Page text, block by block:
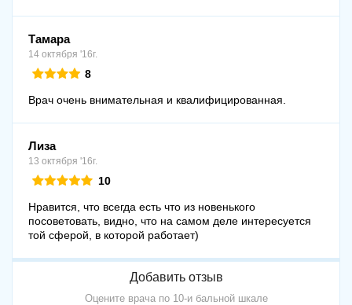
Тамара
14 октября '16г.
8
Врач очень внимательная и квалифицированная.
Лиза
13 октября '16г.
10
Нравится, что всегда есть что из новенького
посоветовать, видно, что на самом деле интересуется
той сферой, в которой работает)
Добавить отзыв
Оцените врача по 10-и бальной шкале